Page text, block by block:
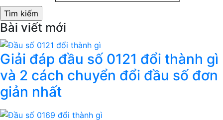
Bài viết mới
Giải đáp đầu số 0121 đổi thành gì
và 2 cách chuyển đổi đầu số đơn
giản nhất